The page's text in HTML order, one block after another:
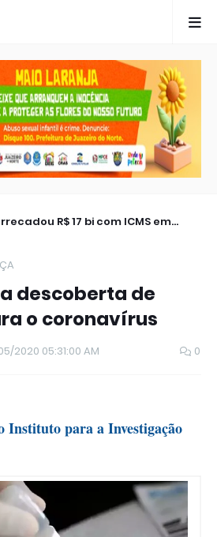
R$ 17 bi com ICMS em
descoberta de
o coronavírus
2020 05:31:00 AM 0
Instituto para a Investigação